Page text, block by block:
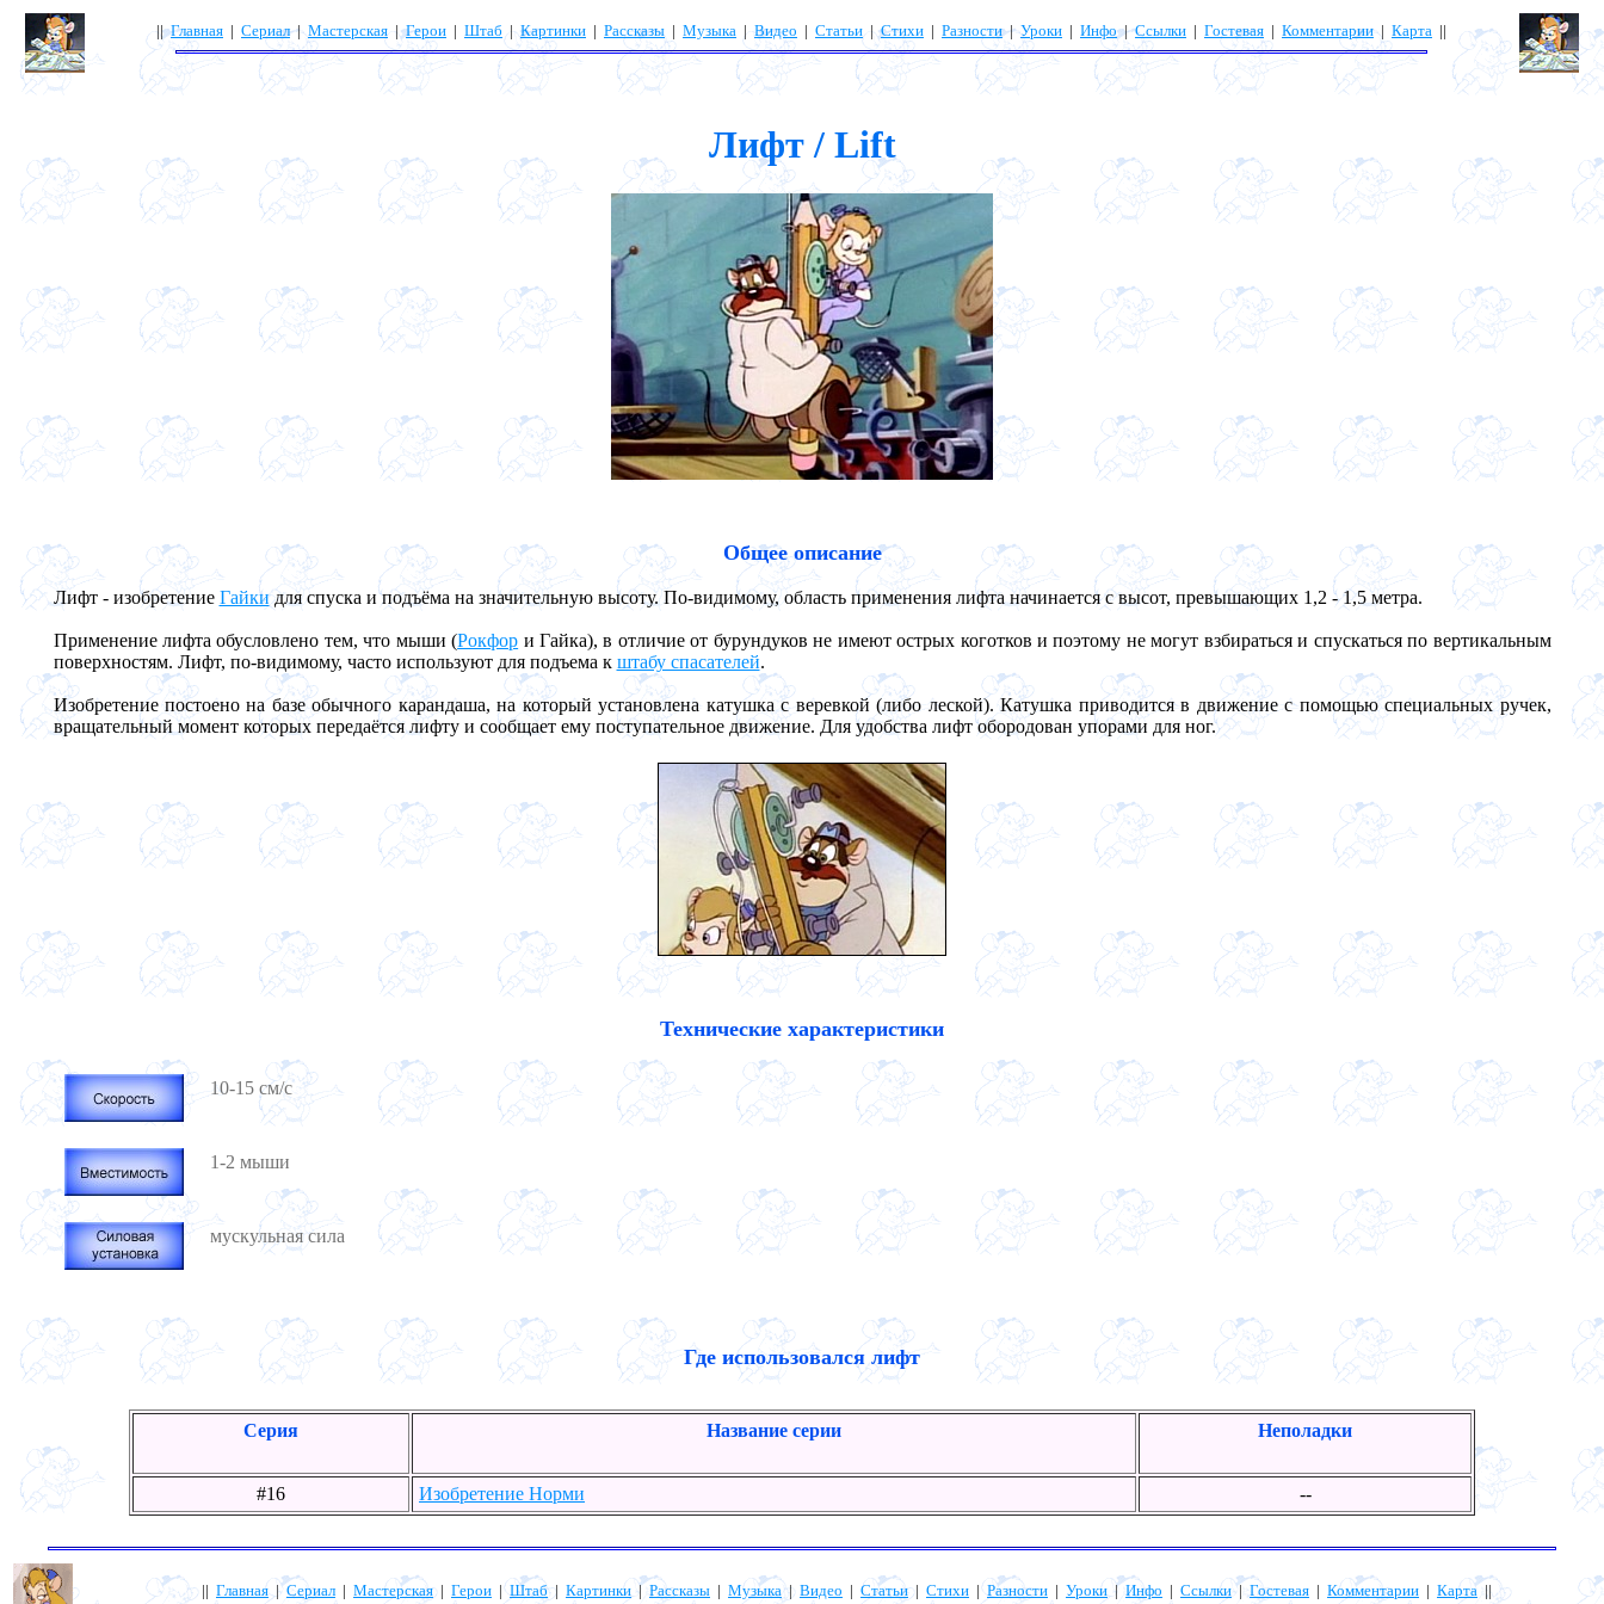
||Главная | Сериал|Мастерская |Герои | Штаб |Картинки | Рассказы | Музыка |Видео | Статьи|Стихи | Разности|Уроки | Инфо|Ссылки | Гостевая | Комментарии| Карта ||
Лифт / Lift
Общее описание
Лифт - изобретение Гайкидля спуска и подъёма на значительную высоту. По-видимому, область применения лифта начинается с высот, превышающих 1,2 - 1,5 метра.
Применение лифта обусловлено тем, что мыши (Рокфор и Гайка), в отличие от бурундуков не имеют острых коготков и поэтому не могут взбираться и спускаться по вертикальным
поверхностям. Лифт, по-видимому, часто используют для подъема к штабу спасателей.
Изобретение постоено на базе обычного карандаша, на который установлена катушка с веревкой (либо леской). Катушка приводится в движение с помощью специальных ручек,
вращательный момент которых передаётся лифту и сообщает ему поступательное движение. Для удобства лифт обородован упорами для ног.
Технические характеристики
10-15 см/с
1-2 мыши
мускульная сила
Где использовался лифт
Серия Название серии Неполадки
#16 Изобретение Норми --
|| Главная |Сериал | Мастерская| Герои | Штаб| Картинки | Рассказы | Музыка| Видео | Статьи| Стихи | Разности | Уроки | Инфо | Ссылки|Гостевая | Комментарии | Карта||